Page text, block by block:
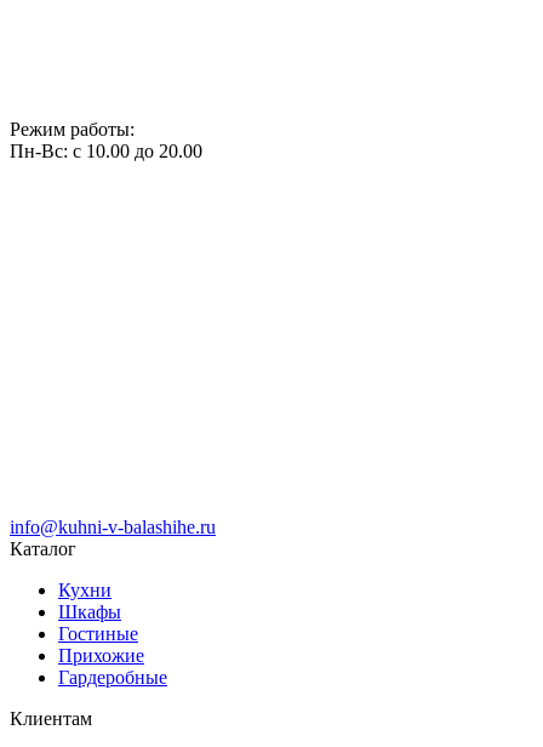
Режим работы:
Пн-Вс: с 10.00 до 20.00
info@kuhni-v-balashihe.ru
Каталог
Кухни
Шкафы
Гостиные
Прихожие
Гардеробные
Клиентам